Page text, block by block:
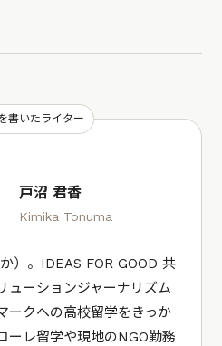
書いたライター
戸沼 君香
Kimika Tonuma
）。IDEAS FOR GOOD 共
ューションジャーナリズム
ークへの高校留学をきっか
ーレ留学や現地のNGO勤務